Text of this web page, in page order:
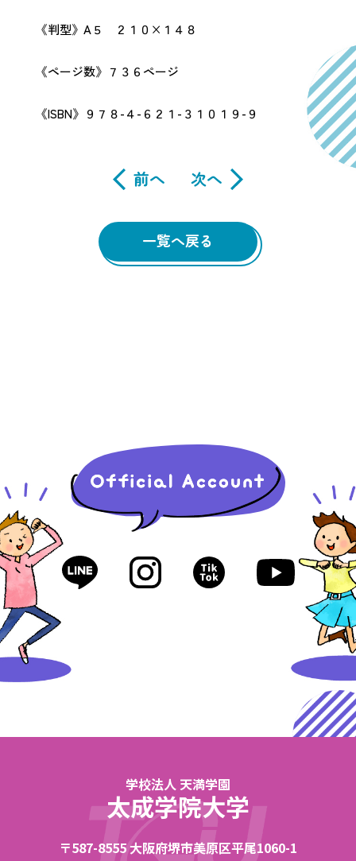
《判型》A５ ２１０×１４８
《ページ数》７３６ページ
《ISBN》９７８-４-６２１-３１０１９-９
前へ 次へ
一覧へ戻る
学校法人 天満学園
太成学院大学
〒587-8555 大阪府堺市美原区平尾1060-1